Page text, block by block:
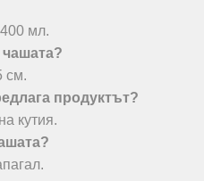
мл.
чашата?
см.
продуктът?
кутия.